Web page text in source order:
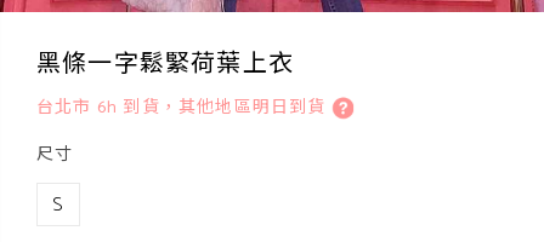
黑條一字鬆緊荷葉上衣
台北市 6h 到貨，其他地區明日到貨
尺寸
S